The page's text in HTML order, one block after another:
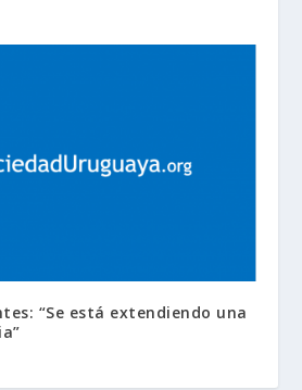
“Se está extendiendo una